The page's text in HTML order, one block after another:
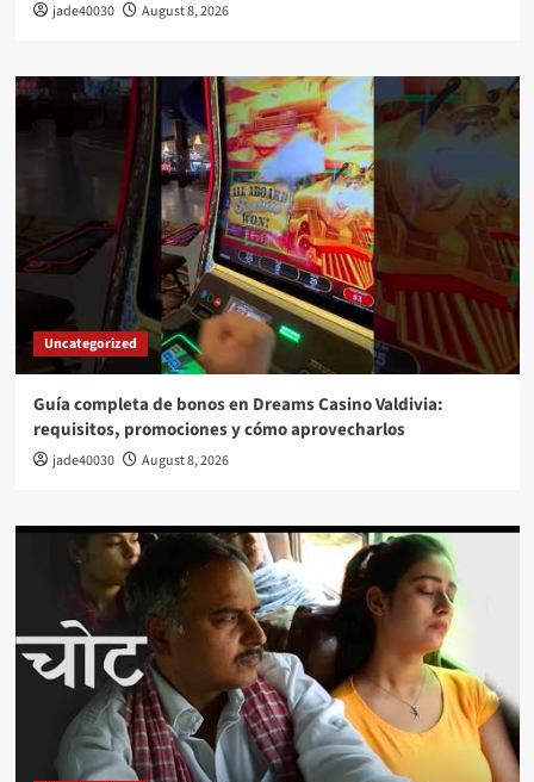
jade40030 August 8, 2026
Uncategorized
Guía completa de bonos en Dreams Casino Valdivia:
requisitos, promociones y cómo aprovecharlos​
jade40030 August 8, 2026